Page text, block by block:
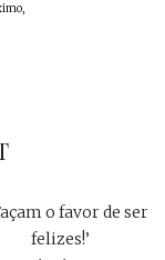
o favor de ser
felizes!’